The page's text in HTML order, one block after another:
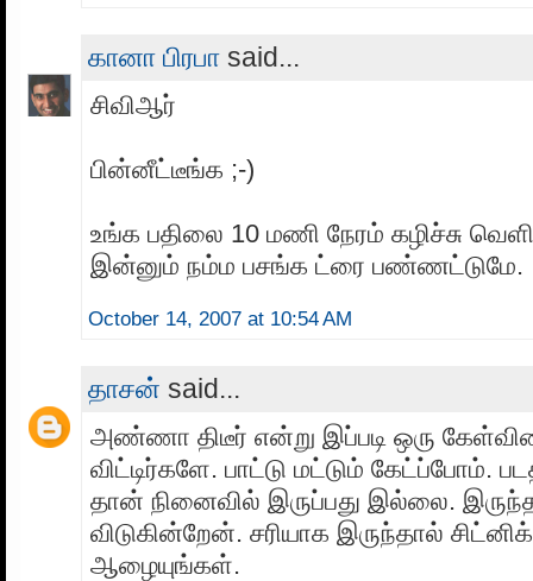
கானா பிரபா said...
சிவிஆர்
பின்னீட்டீங்க ;-)
உங்க பதிலை 10 மணி நேரம் கழிச்சு
இன்னும் நம்ம பசங்க ட்ரை பண்ணட்டுமே.
October 14, 2007 at 10:54 AM
தாசன் said...
அண்ணா திடீர் என்று இப்படி ஒரு
விட்டிர்களே. பாட்டு மட்டும் கேட்ப்போம்.
தான் நினைவில் இருப்பது இல்லை.
விடுகின்றேன். சரியாக இருந்தால்
ஆழையுங்கள்.